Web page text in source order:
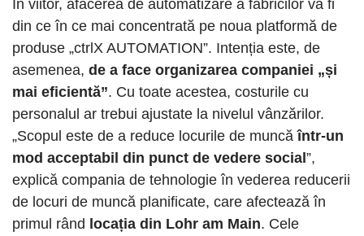
În viitor, afacerea de automatizare a fabricilor va fi
din ce în ce mai concentrată pe noua platformă de
produse „ctrlX AUTOMATION”. Intenția este, de
asemenea, de a face organizarea companiei „și
mai eficientă”. Cu toate acestea, costurile cu
personalul ar trebui ajustate la nivelul vânzărilor.
„Scopul este de a reduce locurile de muncă într-un
mod acceptabil din punct de vedere social”,
explică compania de tehnologie în vederea reducerii
de locuri de muncă planificate, care afectează în
primul rând locația din Lohr am Main. Cele